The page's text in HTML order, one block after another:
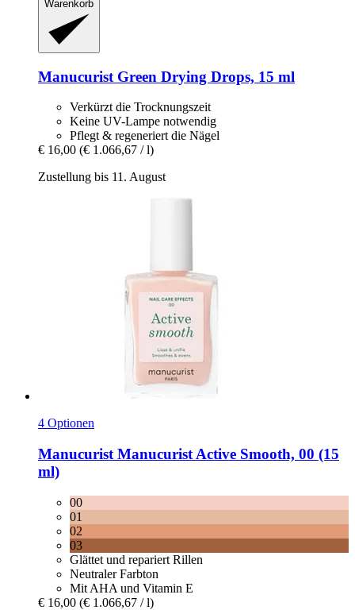
Warenkorb
Manucurist Green Drying Drops, 15 ml
Verkürzt die Trocknungszeit
Keine UV-Lampe notwendig
Pflegt & regeneriert die Nägel
€ 16,00 (€ 1.066,67 / l)
Zustellung bis 11. August
4 Optionen
Manucurist Manucurist Active Smooth, 00 (15
ml)
00
01
02
03
Glättet und repariert Rillen
Neutraler Farbton
Mit AHA und Vitamin E
€ 16,00 (€ 1.066,67 / l)